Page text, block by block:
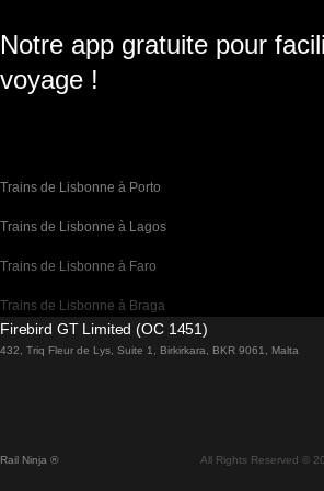
Notre app gratuite pour
voyage !
Trains de Lisbonne à Porto
Trains de Lisbonne à Lagos
Trains de Lisbonne à Faro
Trains de Lisbonne à Braga
Trains de Barcelone à Madrid
Trains de Madrid à Séville
Firebird GT Limited (OC 1451)
432, Triq Fleur de Lys, Suite 1, Birkirkara, BKR 9061, Malta
Rail Ninja ® All Rights Reserved ©